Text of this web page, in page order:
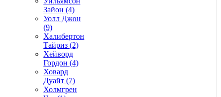
Зайон (4)
Уолл Джон
(9)
Халибертон
Тайриз (2)
Хейворд
Гордон (4)
Ховард
Дуайт (7)
Холмгрен